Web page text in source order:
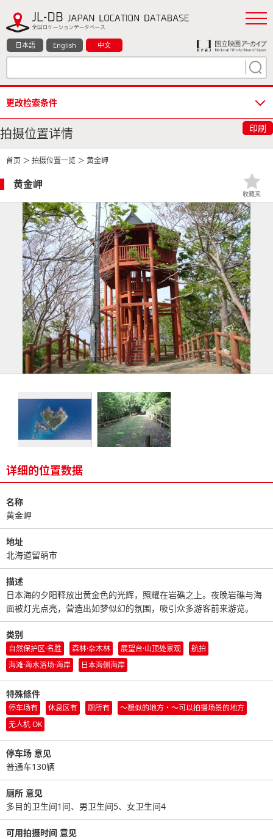
日本語 English 中文
更改检索条件
拍摄位置详情 印刷
首页 ＞ 拍摄位置一览 ＞ 黄金岬
黄金岬
收藏夹
详细的位置数据
名称
黄金岬
地址
北海道留萌市
描述
日本海的夕阳释放出黄金色的光辉，照耀在岩礁之上。夜晚岩礁与海
面被灯光点亮，营造出如梦似幻的氛围，吸引众多游客前来游览。
类别
自然保护区·名胜 森林·杂木林 展望台·山顶处景观
航拍
海滩·海水浴场·海岸
日本海侧海岸
特殊條件
停车场有 休息区有 厕所有
〜貌似的地方・〜可以拍摄场景的地方
无人机 OK
停车场 意见
普通车130辆
厕所 意见
多目的卫生间1间、男卫生间5、女卫生间4
可用拍摄时间 意见